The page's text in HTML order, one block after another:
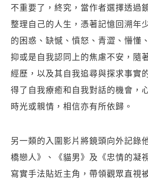
不重要了，終究，當作者選擇透過
整理自己的人生，憑著記憶回溯年
的困惑、缺憾、憤怒、青澀、懵懂
抑或是自我認同上的焦慮不安，隨
經歷，以及其自我追尋與探求事實
得了自我療癒和自我對話的機會，
時光或親情，相信亦有所依歸。
另一類的入圍影片將鏡頭向外記錄
橋戀人》、《貓男》及《忠情的凝
寫實手法貼近主角，帶領觀眾直視